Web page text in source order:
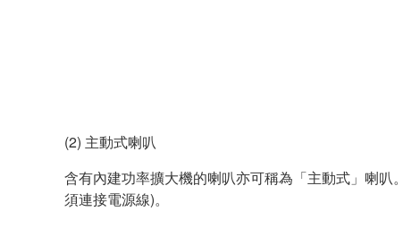
(2) 主動式喇叭
含有內建功率擴大機的喇叭亦可稱為「主動式」喇
須連接電源線)。